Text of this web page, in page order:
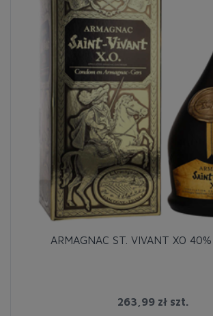
ARMAGNAC ST. VIVANT XO
263,99 zł szt.